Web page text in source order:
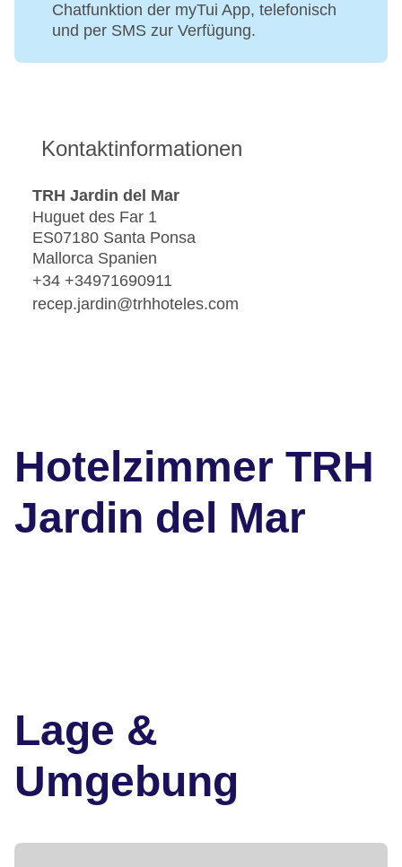
Chatfunktion der myTui App, telefonisch
und per SMS zur Verfügung.
Kontaktinformationen
TRH Jardin del Mar
Huguet des Far 1
ES07180 Santa Ponsa
Mallorca Spanien
+34 +34971690911
recep.jardin@trhhoteles.com
Hotelzimmer TRH
Jardin del Mar
Lage &
Umgebung